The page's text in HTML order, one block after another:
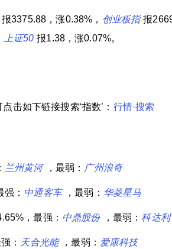
报3375.88，涨0.38%， 创业板指 报
上证50 报1.38，涨0.07%。
击如下链接搜索‘指数’： 行情·搜索
兰州黄河 ，最弱： 广州浪奇
： 中通客车 ，最弱： 华菱星马
，最强： 中鼎股份 ，最弱：科达利
： 天合光能 ，最弱： 爱康科技